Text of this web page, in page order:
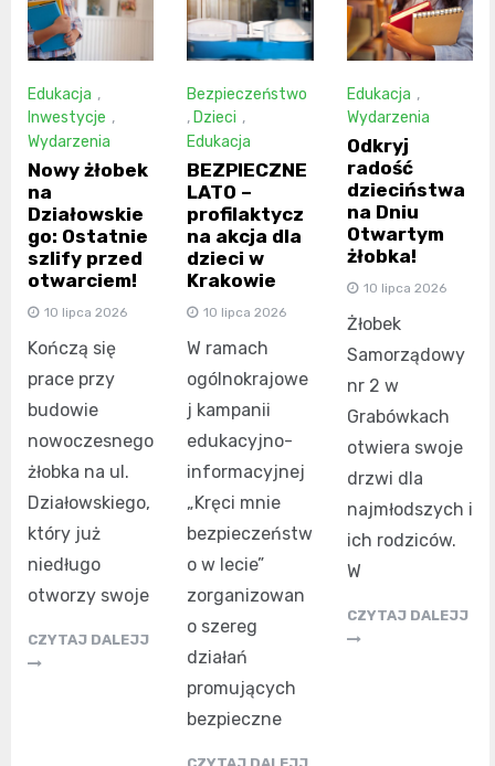
Edukacja ,
Inwestycje ,
Wydarzenia
Nowy żłobek
na
Działowskie
go: Ostatnie
szlify przed
otwarciem!
10 lipca 2026
Kończą się
prace przy
budowie
nowoczesnego
żłobka na ul.
Działowskiego,
który już
niedługo
otworzy swoje
CZYTAJ DALEJJ
Bezpieczeństwo
, Dzieci ,
Edukacja
BEZPIECZNE
LATO –
profilaktycz
na akcja dla
dzieci w
Krakowie
10 lipca 2026
W ramach
ogólnokrajowe
j kampanii
edukacyjno-
informacyjnej
„Kręci mnie
bezpieczeństw
o w lecie”
zorganizowan
o szereg
działań
promujących
bezpieczne
Edukacja ,
Wydarzenia
Odkryj
radość
dzieciństwa
na Dniu
Otwartym
żłobka!
10 lipca 2026
Żłobek
Samorządowy
nr 2 w
Grabówkach
otwiera swoje
drzwi dla
najmłodszych i
ich rodziców.
W
CZYTAJ DALEJJ